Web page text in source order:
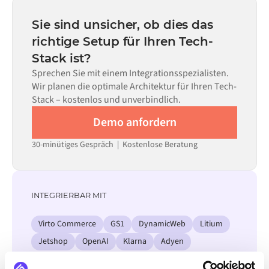
allein nicht ausreicht.
statt Monaten einsatzbereit, abhängig von der
Komplexität des Data Mappings, der Anzahl der
erforderlichen Datenflüsse und Ihrem internen
Prüfprozess. Vorgefertigte Konnektoren für viele
Systeme sind im Alumio Marketplace verfügbar, was die
Einrichtungszeit erheblich verkürzt.
Sie sind unsicher, ob dies das
richtige Setup für Ihren Tech-
Stack ist?
Sprechen Sie mit einem Integrationsspezialisten.
Wir planen die optimale Architektur für Ihren Tech-
Stack – kostenlos und unverbindlich.
Demo anfordern
30-minütiges Gespräch | Kostenlose Beratung
INTEGRIERBAR MIT
Virto Commerce GS1 DynamicWeb
Litium
Jetshop
OpenAI Klarna Adyen